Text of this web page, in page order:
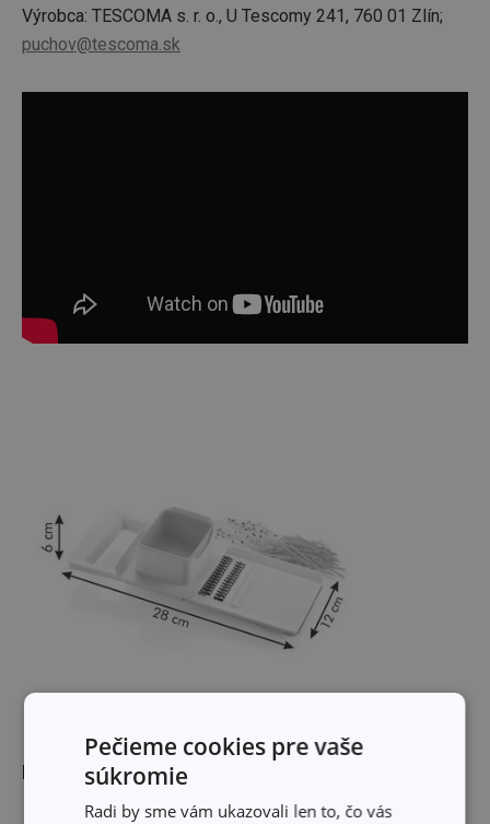
Výrobca: TESCOMA s. r. o., U Tescomy 241, 760 01 Zlín;
puchov@tescoma.sk
Rozmery
Pečieme cookies pre vaše
súkromie
Radi by sme vám ukazovali len to, čo vás